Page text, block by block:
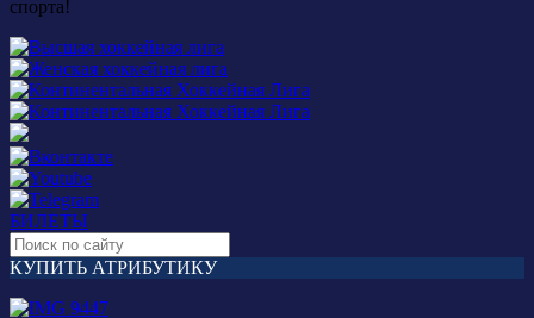
спорта!
БИЛЕТЫ
КУПИТЬ АТРИБУТИКУ